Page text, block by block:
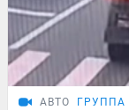
АВТО ГРУППА